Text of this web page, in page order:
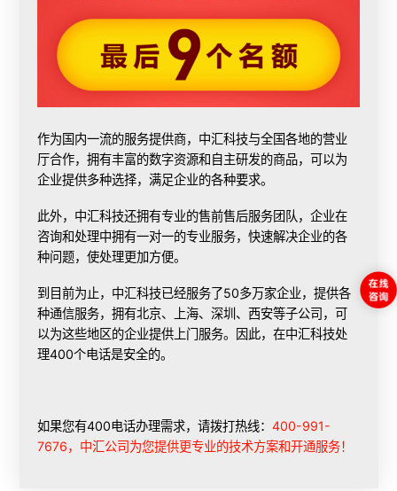
作为国内一流的服务提供商， 中汇科技与全国各地的营业
厅合作，拥有丰富的数字资源和自主研发的商品，可以为
企业提供多种选择，满足企业的各种要求。
此外，中汇科技还拥有专业的售前售后服务团队，企业在
咨询和处理中拥有一对一的专业服务，快速解决企业的各
种问题，使处理更加方便。
到目前为止，中汇科技已经服务了50多万家企业，提供各
种通信服务，拥有北京、上海、深圳、西安等子公司，可
以为这些地区的企业提供上门服务。因此，在中汇科技处
理400个电话是安全的。
如果您有400电话办理需求，请拨打热线：400-991-
7676，中汇公司为您提供更专业的技术方案和开通服务！